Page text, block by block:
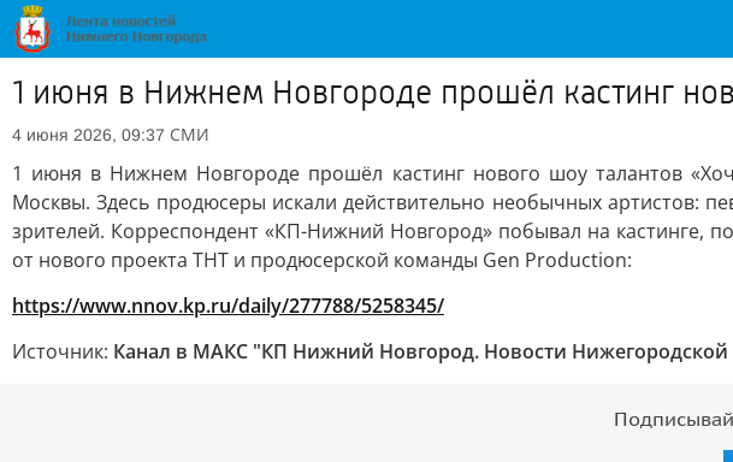
1 июня в Нижнем Новгороде прошёл кастинг
4 июня 2026, 09:37 СМИ
1 июня в Нижнем Новгороде прошёл кастинг нового шоу талантов
Москвы. Здесь продюсеры искали действительно необычных артистов:
зрителей. Корреспондент «КП-Нижний Новгород» побывал на кастинге,
от нового проекта ТНТ и продюсерской команды Gen Production:
https://www.nnov.kp.ru/daily/277788/5258345/
Источник: Канал в МАКС "КП Нижний Новгород. Новости Нижегородской